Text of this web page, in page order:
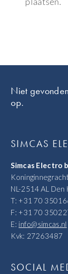
Niet
op.
SIMCAS
Simcas Electro
NL-2514 AL Den
T: +31 70
F: +31 70
E: info@simcas.nl
Kvk: 27263487
SOCIAL